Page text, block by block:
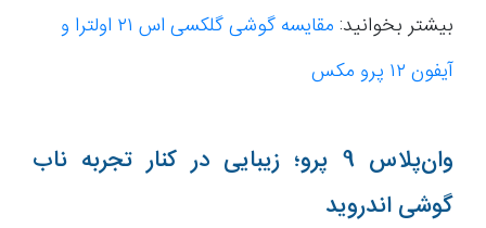
بیشتر بخوانید:
مقایسه گوشی گلکسی اس ۲۱ اولترا و
آیفون ۱۲ پرو مکس
وان‌پلاس 9 پرو؛ زیبایی در کنار تجربه ناب
گوشی اندروید